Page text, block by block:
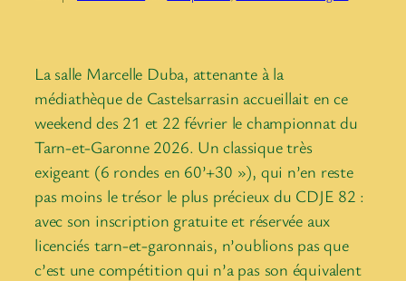
La salle Marcelle Duba, attenante à la
médiathèque de Castelsarrasin accueillait en ce
weekend des 21 et 22 février le championnat du
Tarn-et-Garonne 2026. Un classique très
exigeant (6 rondes en 60’+30 »), qui n’en reste
pas moins le trésor le plus précieux du CDJE 82 :
avec son inscription gratuite et réservée aux
licenciés tarn-et-garonnais, n’oublions pas que
c’est une compétition qui n’a pas son équivalent